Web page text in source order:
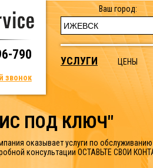
790
звонок
Ваш город:
УСЛУГИ ЦЕНЫ
ПОД КЛЮЧ"
оказывает услуги по
консультации ОСТАВЬТЕ СВОИ